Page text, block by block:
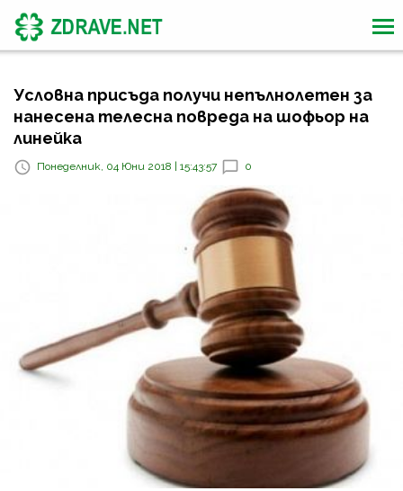
Условна присъда получи непълнолетен за
нанесена телесна повреда на шофьор на
линейка
Понеделник, 04 Юни 2018 | 15:43:57 0